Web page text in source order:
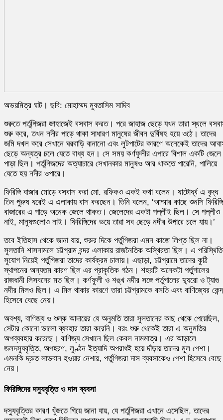
অভয়মিত্র ঘাট। ছবি: মোহাম্মদ মুবতাসিম সাদিব
শুরুতে পর্তুগিজরা জাহাজেই বসবাস করত। পরে জাহাজ ছেড়ে যখন তারা স্থলে
শুরু করে, তখন নদীর পাড়ে থাকা সাধারণ মানুষের জীবন দুর্বিষহ হয়ে ওঠে। তাদের
জমি দখল করে সেখানে ঘরবাড়ি বানানো এবং লুটপাটের কারণে অনেকেই তাদের
ছেড়ে অন্যত্র চলে যেতে বাধ্য হন। সে সময় কর্ণফুলীর এপারে বিশাল একটি জেলে
পাড়া ছিল। পর্তুগিজদের অত্যাচারে সেখানকার মানুষও আর থাকতে পারেনি, পালিয়ে
যেতে হয় নদীর ওপারে।
ফিরিঙ্গি বাজার মোড়ে বসবাস করা মো. রফিকও একই কথা বলেন। ষাটোর্ধ্ব এ বৃদ্ধ
তিন পুরুষ ধরেই এ এলাকায় বাস করছেন। তিনি বলেন, ‘আম্মার কাছে শুনসি ফিরিঙ্গি
বাজারের এ পাড়ে অনেক জেলে থাকত। জেলেদের একটা পল্লীই ছিল। সে পল্লীও
নাই, মানুষগুলোও নাই। ফিরিঙ্গিদের ভয়ে তারা সব ছেড়ে নদীর উপারে চলে যায়।’
তবে ইতিহাস থেকে জানা যায়, শুরুর দিকে পর্তুগিজরা এমন কাজে লিপ্ত ছিল না।
সুলতানি শাসনামলে চট্টগ্রাম বন্দর এলাকায় রাজনৈতিক অস্থিরতা ছিল। এ
সুযোগ নিয়েই পর্তুগিজরা তাদের কার্যক্রম চালায়। এছাড়া, চট্টগ্রামে তাদের কুঠি
স্থাপনের অন্যতম কারণ ছিল এর প্রাকৃতিক গঠন। শহরটি অনেকটা পর্তুগালের
রাজধানী লিসবনের মত ছিল। কর্ণফুলী ও শঙ্খ নদীর সঙ্গে পর্তুগালের দ্যুরো ও ট্যাগু
নদীর মিলও ছিল। এ মিল থাকার কারণে তারা চট্টগ্রামকে বসতি এবং বাণিজ্যের
হিসেবে বেছে নেয়।
অবশ্য, বাণিজ্য ও শুল্ক আদায়ের যে অনুমতি তারা সুলতানের কাছ থেকে পেয়েছিল,
সেটার কোনো ভালো ব্যবহার তারা করেনি। বরং শুরু থেকেই তারা এ অনুমতির
অপব্যবহার করেছে। বাণিজ্য সেখানে ছিল কেবল নামমাত্র। এর আড়ালে
জলদস্যুবৃত্তি, অপহরণ, লুণ্ঠন ইত্যাদি অপরাধই হয়ে দাঁড়ায় তাদের মূল পেশা।
এমনকি দ্রুত লাভবান হওয়ার নেশায়, পর্তুগিজরা দাস ব্যবসাকেও পেশা হিসেবে বেছে
নেয়।
ফিরিঙ্গিদের দস্যুবৃত্তি ও দাস ব্যবসা
দস্যুবৃত্তির কারণ খুঁজতে গিয়ে জানা যায়, যে পর্তুগিজরা এখানে এসেছিল, তাদের